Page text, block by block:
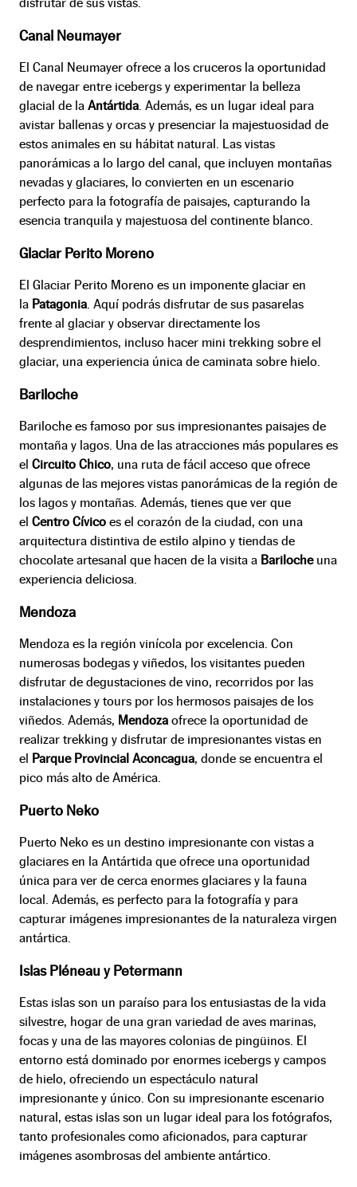
Canal Neumayer
El Canal Neumayer ofrece a los cruceros la oportunidad
de navegar entre icebergs y experimentar la belleza
glacial de la Antártida. Además, es un lugar ideal para
avistar ballenas y orcas y presenciar la majestuosidad de
estos animales en su hábitat natural. Las vistas
panorámicas a lo largo del canal, que incluyen montañas
nevadas y glaciares, lo convierten en un escenario
perfecto para la fotografía de paisajes, capturando la
esencia tranquila y majestuosa del continente blanco.
Glaciar Perito Moreno
El Glaciar Perito Moreno es un imponente glaciar en
la Patagonia. Aquí podrás disfrutar de sus pasarelas
frente al glaciar y observar directamente los
desprendimientos, incluso hacer mini trekking sobre el
glaciar, una experiencia única de caminata sobre hielo.
Bariloche
Bariloche es famoso por sus impresionantes paisajes de
montaña y lagos. Una de las atracciones más populares es
el Circuito Chico, una ruta de fácil acceso que ofrece
algunas de las mejores vistas panorámicas de la región de
los lagos y montañas. Además, tienes que ver que
el Centro Cívico es el corazón de la ciudad, con una
arquitectura distintiva de estilo alpino y tiendas de
chocolate artesanal que hacen de la visita a Barilocheuna
experiencia deliciosa.
Mendoza
Mendoza es la región vinícola por excelencia. Con
numerosas bodegas y viñedos, los visitantes pueden
disfrutar de degustaciones de vino, recorridos por las
instalaciones y tours por los hermosos paisajes de los
viñedos. Además, Mendoza ofrece la oportunidad de
realizar trekking y disfrutar de impresionantes vistas en
el Parque Provincial Aconcagua, donde se encuentra el
pico más alto de América.
Puerto Neko
Puerto Neko es un destino impresionante con vistas a
glaciares en la Antártida que ofrece una oportunidad
única para ver de cerca enormes glaciares y la fauna
local. Además, es perfecto para la fotografía y para
capturar imágenes impresionantes de la naturaleza virgen
antártica.
Islas Pléneau y Petermann
Estas islas son un paraíso para los entusiastas de la vida
silvestre, hogar de una gran variedad de aves marinas,
focas y una de las mayores colonias de pingüinos. El
entorno está dominado por enormes icebergs y campos
de hielo, ofreciendo un espectáculo natural
impresionante y único. Con su impresionante escenario
natural, estas islas son un lugar ideal para los fotógrafos,
tanto profesionales como aficionados, para capturar
imágenes asombrosas del ambiente antártico.